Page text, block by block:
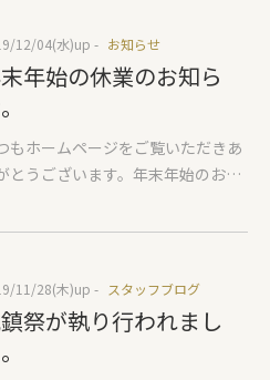
てきます。そのコールドドラフトを
ぐように窓際床面近くに暖房器具を
と冷えた空気が暖められながら部
入ってくるので効率よく部屋が暖
れます。これだけでも相当違うは
す。またコールドドラフトへの対
ーターなどを使って天井面に向
送風をおこなってください。寒い
ど、下の図のように天井高さに対
味ですが、体調には気を付けて、
の仕事納めまで、駆け抜けたいと
ます！ お天気が心配でしたが…雨
がったので、予定通り、Nさま邸
礎の土間打ち工事をさせていただ
した。来週からはいよいよ大工さ
年始の休業のお知ら
12/04(水)up - お知らせ
もホームページをご覧いただきあ
とうございます。年末年始のお休
～ １月５日(日) ２７日以降のお
ますのでお時間いただきますがよ
くお願いします。
祭が執り行われまし
11/28(木)up - スタッフブログ